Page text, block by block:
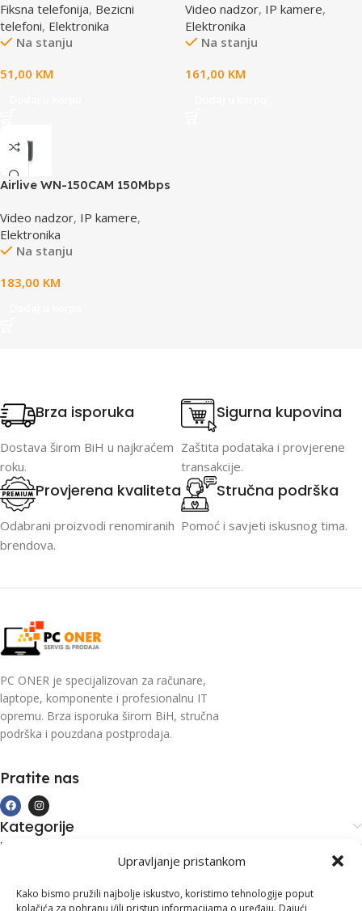
Upravljanje pristankom
Kako bismo pružili najbolje iskustvo, koristimo tehnologije poput
kolačića za pohranu i/ili pristup informacijama o uređaju. Dajući
Fiksna telefonija, Bezicni
telefoni, Elektronika
Na stanju
51,00 KM
camera
Video nadzor, IP kamere,
Elektronika
Na stanju
161,00 KM
Airlive WN-150CAM 150Mbps
Video nadzor, IP kamere,
Elektronika
Na stanju
183,00 KM
Brza isporuka
Dostava širom BiH u najkraćem
roku.
Sigurna kupovina
Zaštita podataka i provjerene
transakcije.
Provjerena kvaliteta
Odabrani proizvodi renomiranih
brendova.
Stručna podrška
Pomoć i savjeti iskusnog tima.
PC ONER je specijalizovan za računare,
laptope, komponente i profesionalnu IT
opremu. Brza isporuka širom BiH, stručna
podrška i pouzdana postprodaja.
Pratite nas
Kategorije
Kupovina i podrška
Kontakt informacije